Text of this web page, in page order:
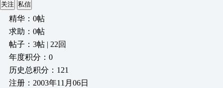
关注 私信
精华：0帖
求助：0帖
帖子：3帖 | 22回
年度积分：0
历史总积分：121
注册：2003年11月06日